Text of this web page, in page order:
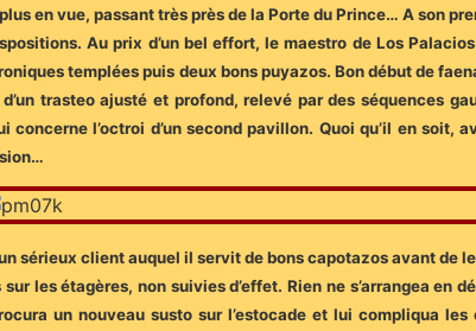
en vue, passant très près de la Porte du Prince… A son
Au prix d’un bel effort, le maestro de Los
templées puis deux bons puyazos. Bon début de
trasteo ajusté et profond, relevé par des séquences
l’octroi d’un second pavillon. Quoi qu’il en soit,
sérieux client auquel il servit de bons capotazos avant de
les étagères, non suivies d’effet. Rien ne s’arrangea en
un nouveau susto sur l’estocade et lui compliqua